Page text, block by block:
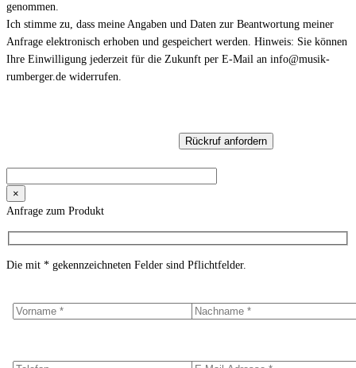
genommen.
Ich stimme zu, dass meine Angaben und Daten zur Beantwortung meiner
Anfrage elektronisch erhoben und gespeichert werden. Hinweis: Sie können
Ihre Einwilligung jederzeit für die Zukunft per E-Mail an info@musik-
rumberger.de widerrufen.
×
Anfrage zum Produkt
Die mit * gekennzeichneten Felder sind Pflichtfelder.